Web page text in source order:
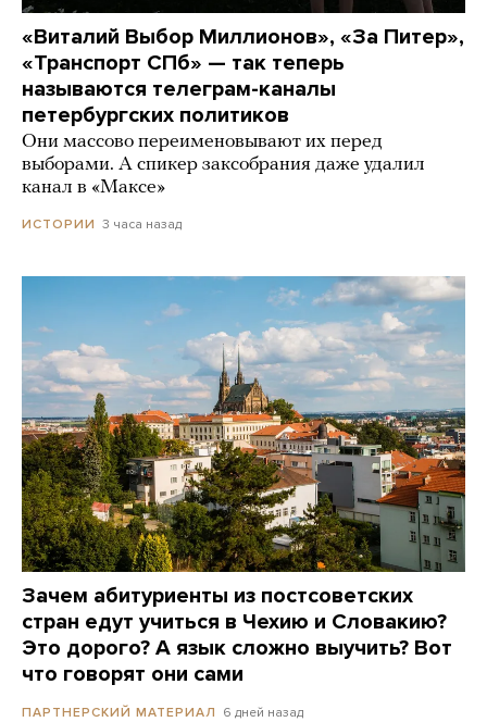
«Виталий Выбор Миллионов», «За Питер»,
«Транспорт СПб» — так теперь
называются телеграм-каналы
петербургских политиков
Они массово переименовывают их перед
выборами. А спикер заксобрания даже удалил
канал в «Максе»
ИСТОРИИ 3 часа назад
Зачем абитуриенты из постсоветских
стран едут учиться в Чехию и Словакию?
Это дорого? А язык сложно выучить? Вот
что говорят они сами
ПАРТНЕРСКИЙ МАТЕРИАЛ 6 дней назад